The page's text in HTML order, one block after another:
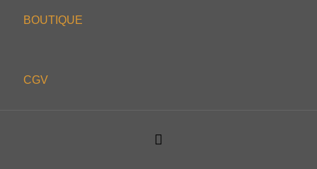
BOUTIQUE
CGV